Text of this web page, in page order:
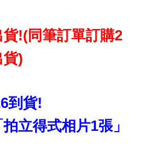
!(同筆訂單訂購2
)
到貨!
立得式相片1張」